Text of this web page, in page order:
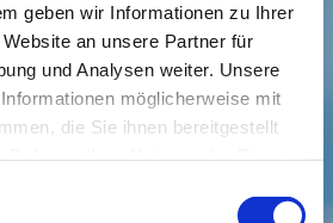
geben wir Informationen zu Ihrer
an unsere Partner für
und Analysen weiter. Unsere
möglicherweise mit
die Sie ihnen bereitgestellt